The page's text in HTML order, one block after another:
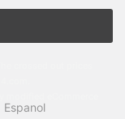
Espanol